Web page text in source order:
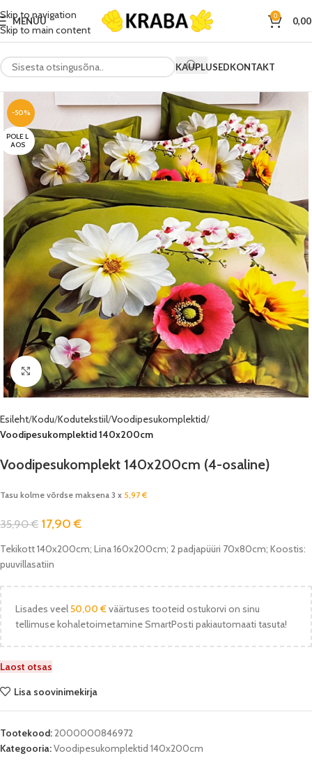
Skip to navigation
Skip to main content
MENÜÜ 0
KAUPLUSEDKONTAKT
-50%
POLE L
AOS
Vaata pilti
Esileht Kodu Kodutekstiil Voodipesukomplektid
Voodipesukomplektid 140x200cm
Voodipesukomplekt 140x200cm (4-osaline)
Tasu kolme võrdse maksena 3 x 5,97€
35,90€ 17,90€
Tekikott 140x200cm; Lina 160x200cm; 2 padjapüüri 70x80cm; Koostis:
puuvillasatiin
Lisades veel50,00 €väärtuses tooteid ostukorvi on sinu
tellimuse kohaletoimetamine SmartPosti pakiautomaati tasuta!
Laost otsas
Lisa soovinimekirja
Tootekood:2000000846972
Kategooria:Voodipesukomplektid 140x200cm